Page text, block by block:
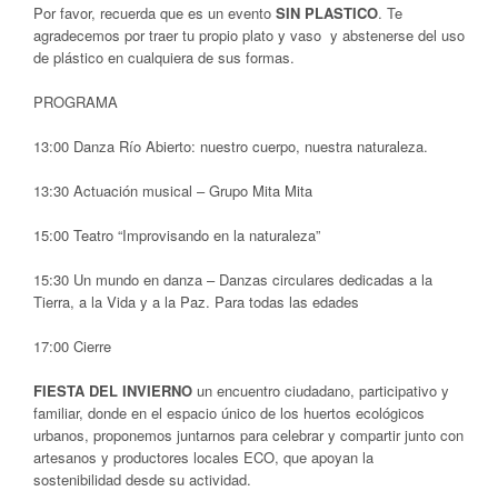
Por favor, recuerda que es un evento SIN PLASTICO. Te
agradecemos por traer tu propio plato y vaso y abstenerse del uso
de plástico en cualquiera de sus formas.
PROGRAMA
13:00 Danza Río Abierto: nuestro cuerpo, nuestra naturaleza.
13:30 Actuación musical – Grupo Mita Mita
15:00 Teatro “Improvisando en la naturaleza”
15:30 Un mundo en danza – Danzas circulares dedicadas a la
Tierra, a la Vida y a la Paz. Para todas las edades
17:00 Cierre
FIESTA DEL INVIERNO un encuentro ciudadano, participativo y
familiar, donde en el espacio único de los huertos ecológicos
urbanos, proponemos juntarnos para celebrar y compartir junto con
artesanos y productores locales ECO, que apoyan la
sostenibilidad desde su actividad.